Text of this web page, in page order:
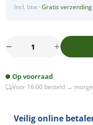
Incl. btw ·Gratis verzending
Tweevoudig
diep
zwart
Op voorraad
Voor 16:00 besteld →
Veilig online